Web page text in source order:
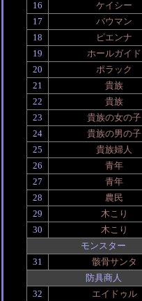
16
ケイシー
17
バウマン
18
ピエンナ
19
ホールガイド
20
ポラック
21
貴族
22
貴族
23
貴族の女の子
24
貴族の男の子
25
貴族婦人
26
青年
27
青年
28
農民
29
木こり
30
木こり
モンスター
31
骸骨サンタ
防具商人
32
エイドゥル